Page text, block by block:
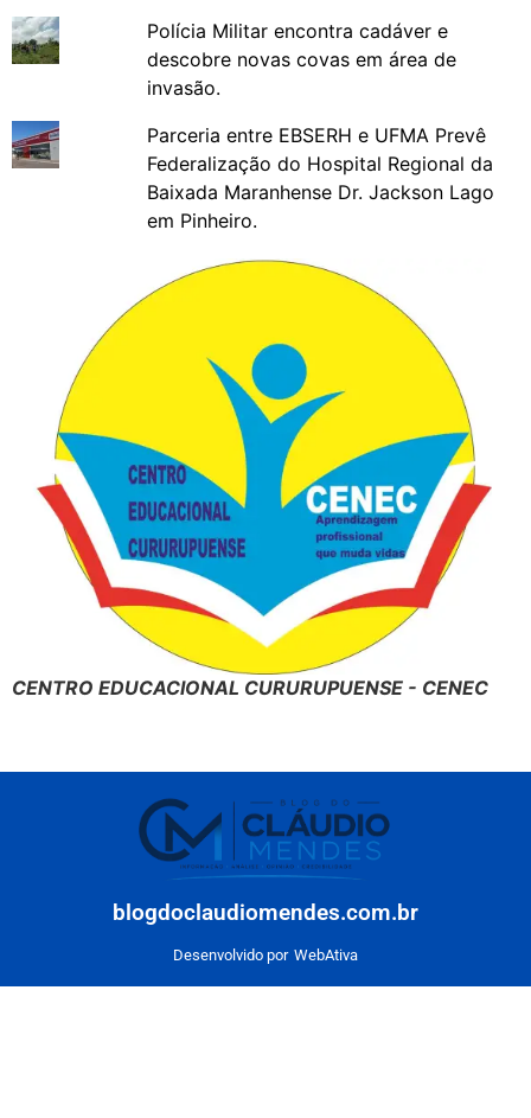
Polícia Militar encontra cadáver e
descobre novas covas em área de
invasão.
Parceria entre EBSERH e UFMA Prevê
Federalização do Hospital Regional da
Baixada Maranhense Dr. Jackson Lago
em Pinheiro.
CENTRO EDUCACIONAL CURURUPUENSE - CENEC
blogdoclaudiomendes.com.br
Desenvolvido por WebAtiva